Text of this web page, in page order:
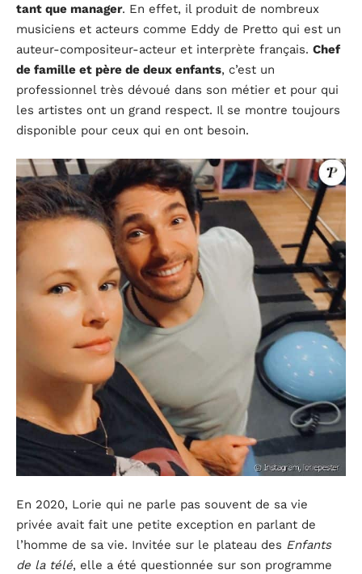
tant que manager. En effet, il produit de nombreux
musiciens et acteurs comme Eddy de Pretto qui est un
auteur-compositeur-acteur et interprète français. Chef
de famille et père de deux enfants, c’est un
professionnel très dévoué dans son métier et pour qui
les artistes ont un grand respect. Il se montre toujours
disponible pour ceux qui en ont besoin.
En 2020, Lorie qui ne parle pas souvent de sa vie
privée avait fait une petite exception en parlant de
l’homme de sa vie. Invitée sur le plateau des Enfants
de la télé, elle a été questionnée sur son programme